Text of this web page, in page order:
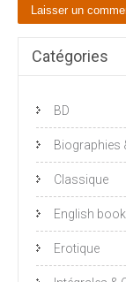
Catégories
BD
Biographies
Classique
English
Erotique